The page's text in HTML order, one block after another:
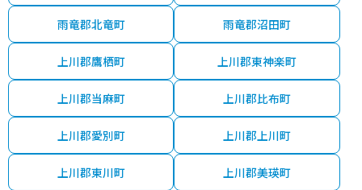
雨竜郡北竜町 雨竜郡沼田町
上川郡鷹栖町 上川郡東神楽町
上川郡当麻町 上川郡比布町
上川郡愛別町 上川郡上川町
上川郡東川町 上川郡美瑛町